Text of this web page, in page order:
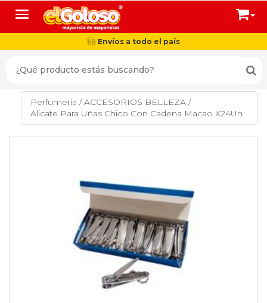
Toggle navigation
Envíos a todo el país
Perfumeria /ACCESORIOS BELLEZA /
Alicate Para Uñas Chico Con Cadena Macao X24Un